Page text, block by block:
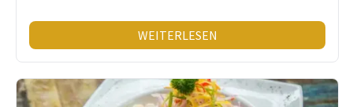
WEITERLESEN